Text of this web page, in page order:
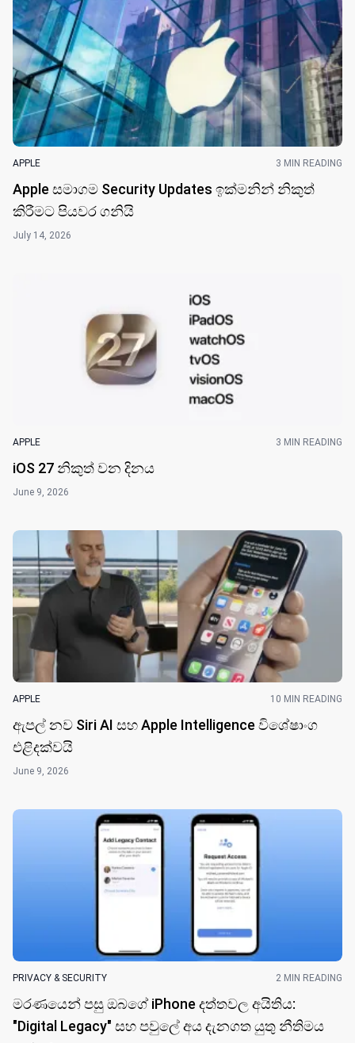
APPLE 3 MIN READING
Apple සමාගම Security Updates ඉක්මනින් නිකුත්
කිරීමට පියවර ගනියි
July 14, 2026
APPLE 3 MIN READING
iOS 27 නිකුත් වන දින​ය
June 9, 2026
APPLE 10 MIN READING
ඇපල් නව Siri AI සහ Apple Intelligence විශේෂාංග
එළිදක්වයි
June 9, 2026
PRIVACY & SECURITY 2 MIN READING
මරණයෙන් පසු ඔබගේ iPhone දත්තවල අයිතිය:
"Digital Legacy" සහ පවුලේ අය දැනගත යුතු නීතිමය